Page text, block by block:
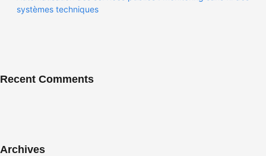
systèmes techniques
Recent Comments
Archives